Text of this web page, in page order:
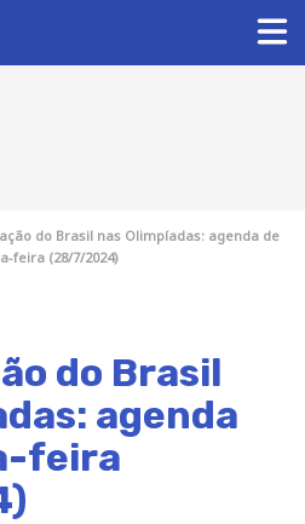
do Brasil nas Olimpíadas: agenda de
feira (28/7/2024)
do Brasil
agenda
feira